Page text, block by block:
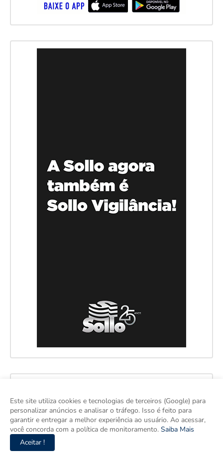
Este site utiliza cookies e tecnologias de terceiros (Google) para
personalizar anúncios e analisar o tráfego. Isso é feito para
garantir e entregar a melhor experiência ao usuário. Ao acessar,
você concorda com a política de monitoramento. Saiba Mais
Aceitar !